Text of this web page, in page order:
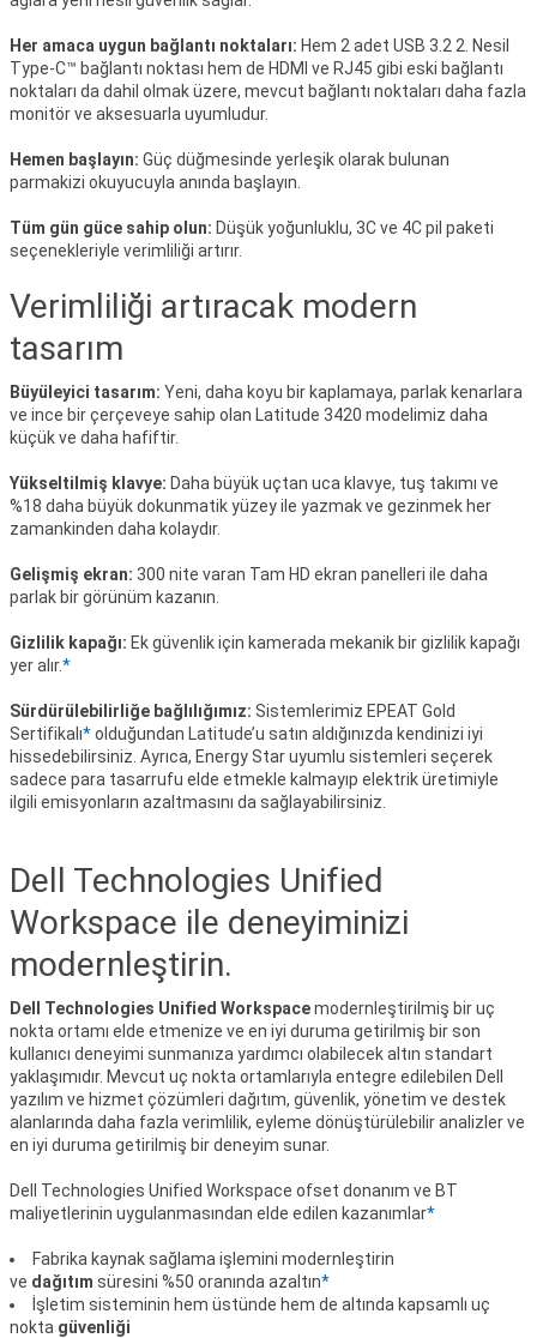
Her amaca uygun bağlantı noktaları: Hem 2 adet USB 3.2 2. Nesil
Type-C™ bağlantı noktası hem de HDMI ve RJ45 gibi eski bağlantı
noktaları da dahil olmak üzere, mevcut bağlantı noktaları daha fazla
monitör ve aksesuarla uyumludur.
Hemen başlayın: Güç düğmesinde yerleşik olarak bulunan
parmakizi okuyucuyla anında başlayın.
Tüm gün güce sahip olun: Düşük yoğunluklu, 3C ve 4C pil paketi
seçenekleriyle verimliliği artırır.
Verimliliği artıracak modern
tasarım
Büyüleyici tasarım: Yeni, daha koyu bir kaplamaya, parlak kenarlara
ve ince bir çerçeveye sahip olan Latitude 3420 modelimiz daha
küçük ve daha hafiftir.
Yükseltilmiş klavye: Daha büyük uçtan uca klavye, tuş takımı ve
%18 daha büyük dokunmatik yüzey ile yazmak ve gezinmek her
zamankinden daha kolaydır.
Gelişmiş ekran: 300 nite varan Tam HD ekran panelleri ile daha
parlak bir görünüm kazanın.
Gizlilik kapağı: Ek güvenlik için kamerada mekanik bir gizlilik kapağı
yer alır.*
Sürdürülebilirliğe bağlılığımız: Sistemlerimiz EPEAT Gold
Sertifikalı*olduğundan Latitude’u satın aldığınızda kendinizi iyi
hissedebilirsiniz. Ayrıca, Energy Star uyumlu sistemleri seçerek
sadece para tasarrufu elde etmekle kalmayıp elektrik üretimiyle
ilgili emisyonların azaltmasını da sağlayabilirsiniz.
Dell Technologies Unified
Workspace ile deneyiminizi
modernleştirin.
Dell Technologies Unified Workspacemodernleştirilmiş bir uç
nokta ortamı elde etmenize ve en iyi duruma getirilmiş bir son
kullanıcı deneyimi sunmanıza yardımcı olabilecek altın standart
yaklaşımıdır. Mevcut uç nokta ortamlarıyla entegre edilebilen Dell
yazılım ve hizmet çözümleri dağıtım, güvenlik, yönetim ve destek
alanlarında daha fazla verimlilik, eyleme dönüştürülebilir analizler ve
en iyi duruma getirilmiş bir deneyim sunar.
Dell Technologies Unified Workspace ofset donanım ve BT
maliyetlerinin uygulanmasından elde edilen kazanımlar*
Fabrika kaynak sağlama işlemini modernleştirin
ve dağıtım süresini %50 oranında azaltın*
İşletim sisteminin hem üstünde hem de altında kapsamlı uç
nokta güvenliği